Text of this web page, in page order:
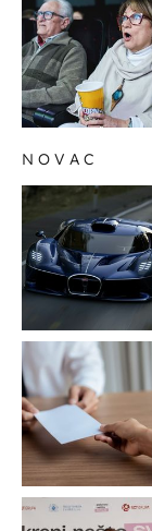
NOVAC